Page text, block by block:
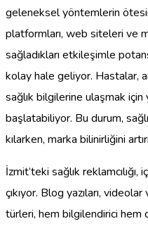
geleneksel yöntemlerin
platformları, web siteleri ve
sağladıkları etkileşimle
kolay hale geliyor. Hastalar,
sağlık bilgilerine ulaşmak için
başlatabiliyor. Bu durum,
kılarken, marka bilinirliğini
İzmit’teki sağlık
çıkıyor. Blog yazıları,
türleri, hem bilgilendirici hem